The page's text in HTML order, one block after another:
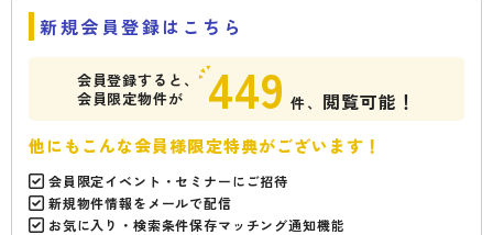
新規会員登録はこちら
会員登録すると、
会員限定物件が
449 件、 閲覧可能！
他にもこんな会員様限定特典がございます！
会員限定イベント・セミナーにご招待
新規物件情報をメールで配信
お気に入り・検索条件保存マッチング通知機能